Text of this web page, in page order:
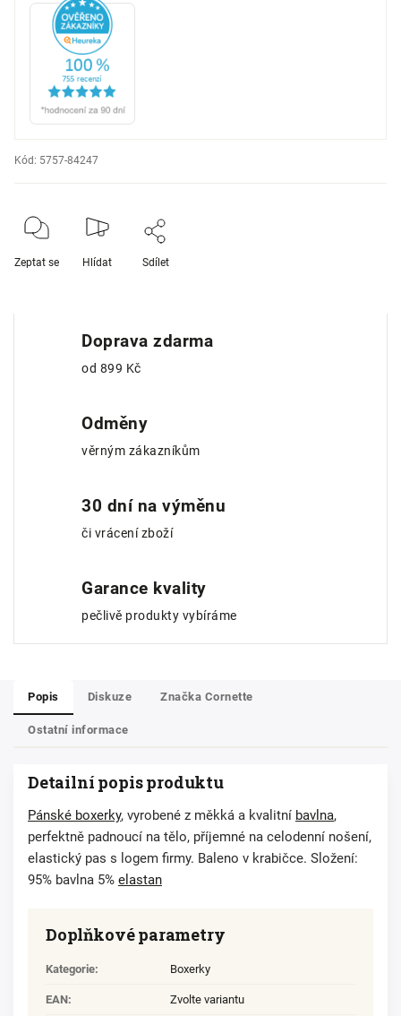
Kód: 5757-84247
Zeptat se Hlídat Sdílet
Doprava zdarma
od 899 Kč
Odměny
věrným zákazníkům
30 dní na výměnu
či vrácení zboží
Garance kvality
pečlivě produkty vybíráme
Popis Diskuze Značka Cornette
Ostatní informace
Detailní popis produktu
Pánské boxerky, vyrobené z měkká a kvalitní bavlna,
perfektně padnoucí na tělo, příjemné na celodenní nošení,
elastický pas s logem firmy. Baleno v krabičce. Složení:
95% bavlna 5% elastan
Doplňkové parametry
Kategorie: Boxerky
EAN: Zvolte variantu